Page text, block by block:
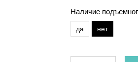
Наличие
да нет